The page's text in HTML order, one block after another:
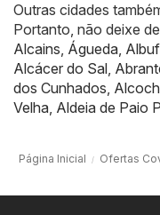
Outras cidades
Portanto, não deixe
Alcains, Águeda,
Alcácer do Sal,
dos Cunhados,
Velha, Aldeia de Paio
Página Inicial Ofertas